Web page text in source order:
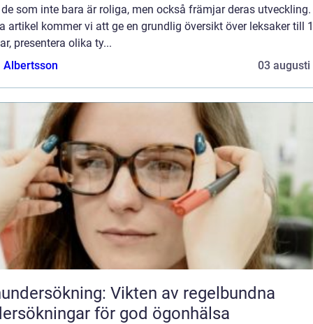
som inte bara är roliga, men också främjar deras utveckling.
artikel kommer vi att ge en grundlig översikt över leksaker till
presentera olika ty...
Albertsson
03 augusti
Vikten av regelbundna
för god ögonhälsa